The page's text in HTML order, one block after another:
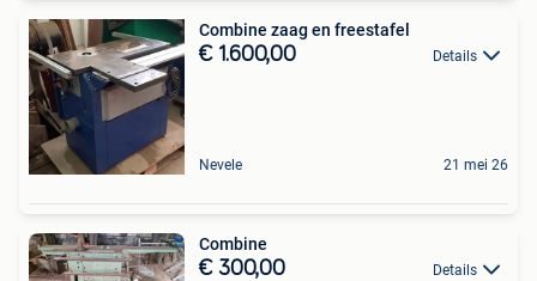
Combine zaag en freestafel
€ 1.600,00 Details
Nevele 21 mei 26
Combine
€ 300,00 Details